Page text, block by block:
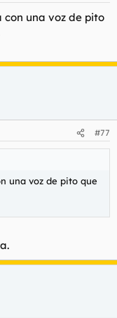
con una voz de pito
#77
una voz de pito que